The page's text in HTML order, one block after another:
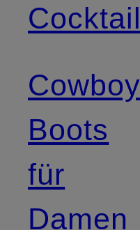
Cowboy
Boots
für
Damen